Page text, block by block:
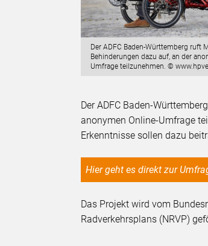
Der ADFC Baden-Württemberg ruft
Behinderungen dazu auf, an der
Umfrage teilzunehmen. ©
Der ADFC Baden-
anonymen Online-Umfrage
Erkenntnisse sollen dazu
Hier geht es direkt zur
Das Projekt wird vom
Radverkehrsplans (NRVP)